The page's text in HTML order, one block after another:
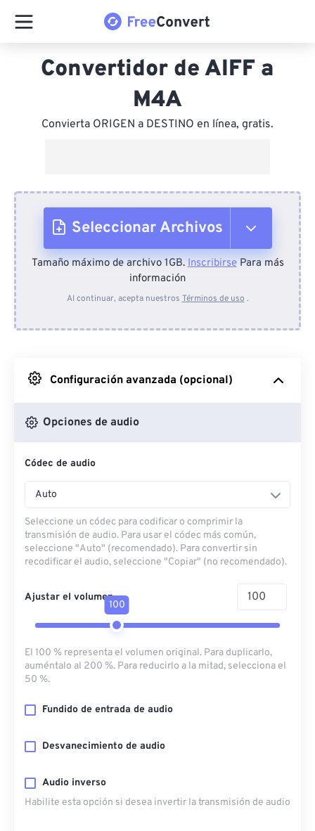
Convertidor de AIFF a
M4A
Convierta ORIGEN a DESTINO en línea, gratis.
Seleccionar Archivos
Desde el dispositivo
Desde Google Drive
Desde OneDrive
Desde URL
Tamaño máximo de archivo 1GB.InscribirsePara más
información
Al continuar, acepta nuestros Términos de uso .
Configuración avanzada (opcional)
Opciones de audio
Códec de audio
Auto
Seleccione un códec para codificar o comprimir la
transmisión de audio. Para usar el códec más común,
seleccione "Auto" (recomendado). Para convertir sin
recodificar el audio, seleccione "Copiar" (no recomendado).
Ajustar el volumen
100
El 100 % representa el volumen original. Para duplicarlo,
auméntalo al 200 %. Para reducirlo a la mitad, selecciona el
50 %.
Fundido de entrada de audio
Desvanecimiento de audio
Audio inverso
Habilite esta opción si desea invertir la transmisión de audio